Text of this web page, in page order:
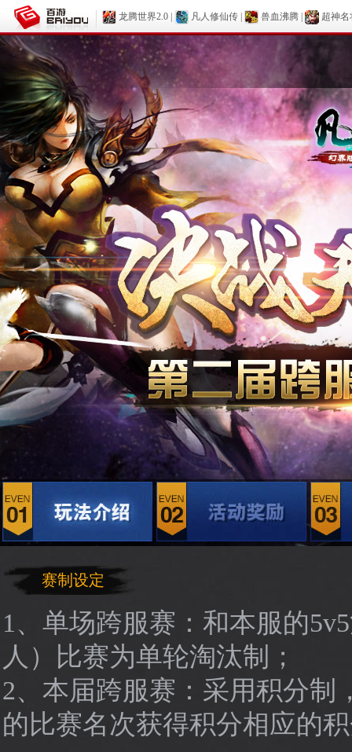
龙腾世界2.0 凡人修仙传 兽血沸腾 超神名
赛制设定
1、单场跨服赛：和本服的
人）比赛为单轮淘汰制；
2、本届跨服赛：采用积分制
的比赛名次获得积分相应的